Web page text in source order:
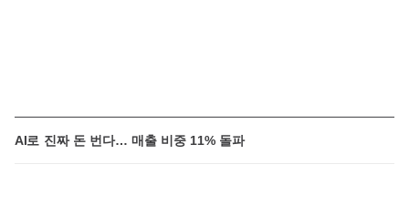
AI로 진짜 돈 번다… 매출 비중 11% 돌파